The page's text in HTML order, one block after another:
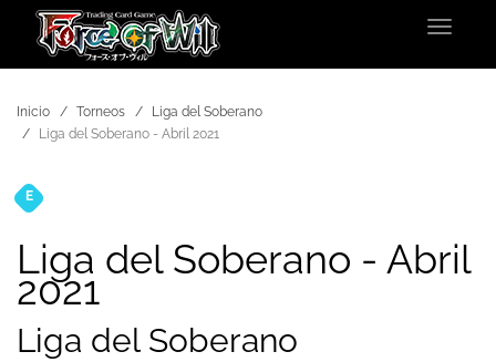
Toggle
Inicio Torneos
Liga del Soberano
Liga del Soberano - Abril 2021
E
Liga del Soberano - Abril
2021
Liga del Soberano